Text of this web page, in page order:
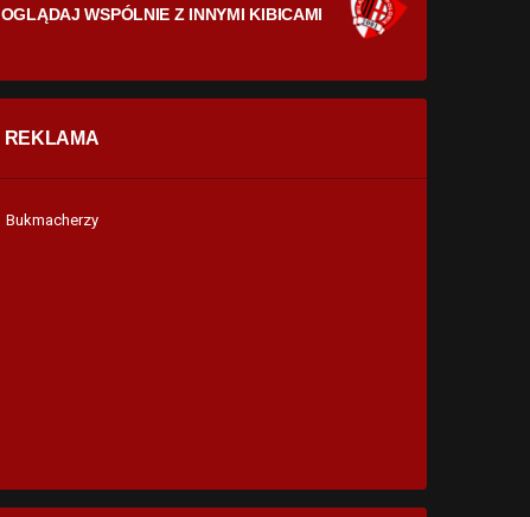
OGLĄDAJ WSPÓLNIE Z INNYMI KIBICAMI
REKLAMA
Bukmacherzy